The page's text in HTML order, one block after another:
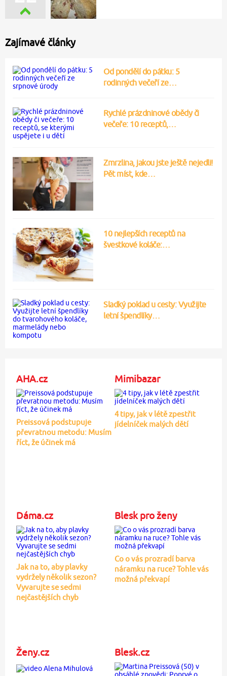
Zajímavé články
Od pondělí do pátku: 5
rodinných večeří ze…
Rychlé prázdninové obědy či
večeře: 10 receptů,…
Zmrzlina, jakou jste ještě nejedli!
Pět míst, kde…
10 nejlepších receptů na
švestkové koláče:…
Sladký poklad u cesty: Využijte
letní špendlíky…
AHA.cz
Preissová podstupuje
převratnou metodu: Musím
říct, že účinek má
Mimibazar
4 tipy, jak v létě zpestřit
jídelníček malých dětí
Dáma.cz
Jak na to, aby plavky
vydržely několik sezon?
Vyvarujte se sedmi
nejčastějších chyb
Blesk pro ženy
Co o vás prozradí barva
náramku na ruce? Tohle vás
možná překvapí
Ženy.cz Blesk.cz